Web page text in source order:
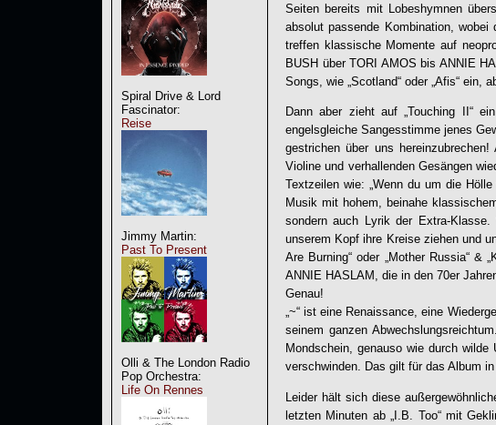
Spiral Drive & Lord
Fascinator:
Reise
Jimmy Martin:
Past To Present
Olli & The London Radio
Pop Orchestra:
Life On Rennes
Seiten bereits mit Lobeshymnen
absolut passende Kombination,
treffen klassische Momente auf
BUSH über TORI AMOS bis ANNIE
Songs, wie „Scotland“ oder „Afis“ ein,
Dann aber zieht auf „Touching II“
engelsgleiche Sangesstimme jenes
gestrichen über uns
Violine und verhallenden Gesängen
Textzeilen wie: „Wenn du um die
Musik mit hohem, beinahe
sondern auch Lyrik der Extra-
unserem Kopf ihre Kreise ziehen und
Are Burning“ oder „Mother Russia“ &
ANNIE HASLAM, die in den 70er
Genau!
„~“ ist eine Renaissance, eine
seinem ganzen
Mondschein, genauso wie durch
verschwinden. Das gilt für das Album
Leider hält sich diese
letzten Minuten ab „I.B. Too“ mit